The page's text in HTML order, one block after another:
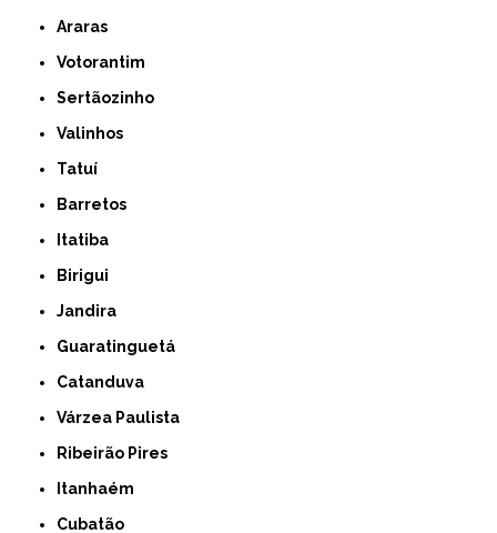
Araras
Votorantim
Sertãozinho
Valinhos
Tatuí
Barretos
Itatiba
Birigui
Jandira
Guaratinguetá
Catanduva
Várzea Paulista
Ribeirão Pires
Itanhaém
Cubatão